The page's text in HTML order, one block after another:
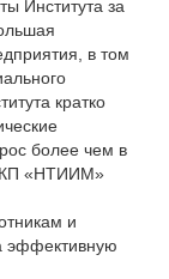
Института за
в том
кратко
более чем в
«НТИИМ»
и
эффективную